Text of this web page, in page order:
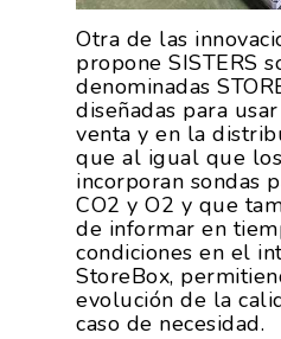
Otra de las
propone SISTERS
denominadas
diseñadas para
venta y en la
que al igual que
incorporan sondas
CO2 y O2 y que
de informar en
condiciones en el
StoreBox,
evolución de la
caso de necesidad.